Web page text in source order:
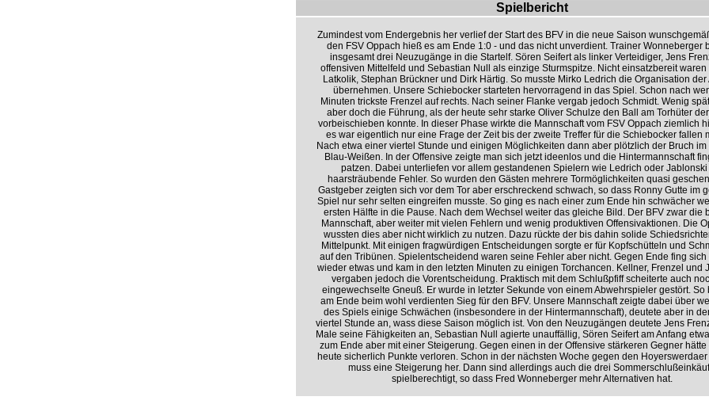
Spielbericht
Zumindest vom Endergebnis her verlief der Start des BFV in die neue Saison
den FSV Oppach hieß es am Ende 1:0 - und das nicht unverdient. Trainer Wonneberger
insgesamt drei Neuzugänge in die Startelf. Sören Seifert als linker Verteidiger, Jens
offensiven Mittelfeld und Sebastian Null als einzige Sturmspitze. Nicht einsatzbereit waren
Latkolik, Stephan Brückner und Dirk Härtig. So musste Mirko Ledrich die Organisation der
übernehmen. Unsere Schiebocker starteten hervorragend in das Spiel. Schon nach
Minuten trickste Frenzel auf rechts. Nach seiner Flanke vergab jedoch Schmidt. Wenig
aber doch die Führung, als der heute sehr starke Oliver Schulze den Ball am Torhüter
vorbeischieben konnte. In dieser Phase wirkte die Mannschaft vom FSV Oppach ziemlich
es war eigentlich nur eine Frage der Zeit bis der zweite Treffer für die Schiebocker fallen
Nach etwa einer viertel Stunde und einigen Möglichkeiten dann aber plötzlich der Bruch im
Blau-Weißen. In der Offensive zeigte man sich jetzt ideenlos und die Hintermannschaft
patzen. Dabei unterliefen vor allem gestandenen Spielern wie Ledrich oder Jablonski
haarsträubende Fehler. So wurden den Gästen mehrere Tormöglichkeiten quasi
Gastgeber zeigten sich vor dem Tor aber erschreckend schwach, so dass Ronny Gutte im
Spiel nur sehr selten eingreifen musste. So ging es nach einer zum Ende hin schwächer
ersten Hälfte in die Pause. Nach dem Wechsel weiter das gleiche Bild. Der BFV zwar die
Mannschaft, aber weiter mit vielen Fehlern und wenig produktiven Offensivaktionen. Die
wussten dies aber nicht wirklich zu nutzen. Dazu rückte der bis dahin solide
Mittelpunkt. Mit einigen fragwürdigen Entscheidungen sorgte er für Kopfschütteln und
auf den Tribünen. Spielentscheidend waren seine Fehler aber nicht. Gegen Ende fing sich
wieder etwas und kam in den letzten Minuten zu einigen Torchancen. Kellner, Frenzel und
vergaben jedoch die Vorentscheidung. Praktisch mit dem Schlußpfiff scheiterte auch
eingewechselte Gneuß. Er wurde in letzter Sekunde von einem Abwehrspieler gestört. So
am Ende beim wohl verdienten Sieg für den BFV. Unsere Mannschaft zeigte dabei über
des Spiels einige Schwächen (insbesondere in der Hintermannschaft), deutete aber in
viertel Stunde an, wass diese Saison möglich ist. Von den Neuzugängen deutete Jens
Male seine Fähigkeiten an, Sebastian Null agierte unauffällig, Sören Seifert am Anfang
zum Ende aber mit einer Steigerung. Gegen einen in der Offensive stärkeren Gegner hätte
heute sicherlich Punkte verloren. Schon in der nächsten Woche gegen den Hoyerswerdaer
muss eine Steigerung her. Dann sind allerdings auch die drei
spielberechtigt, so dass Fred Wonneberger mehr Alternativen hat.